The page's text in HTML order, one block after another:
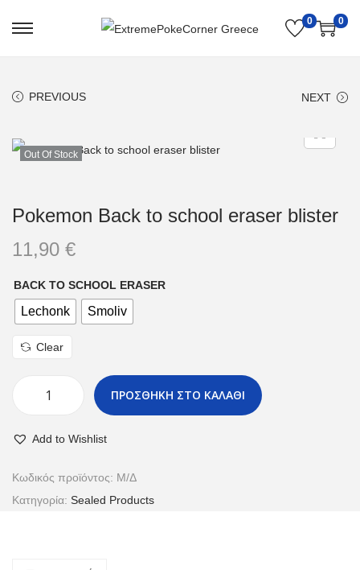
0 0
PREVIOUS NEXT
Out Of Stock
Pokemon Back to school eraser blister
11,90 €
BACK TO SCHOOL ERASER
Lechonk Smoliv
Clear
ΠΡΟΣΘΗΚΗ ΣΤΟ ΚΑΛΑΘΙ
Add to Wishlist
Κωδικός προϊόντος: Μ/Δ
Κατηγορία: Sealed Products